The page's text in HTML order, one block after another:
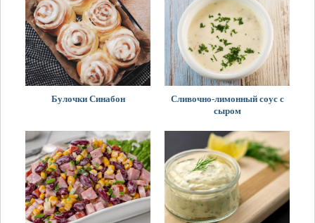
Булочки Синабон
Сливочно-лимонный соус с
сыром